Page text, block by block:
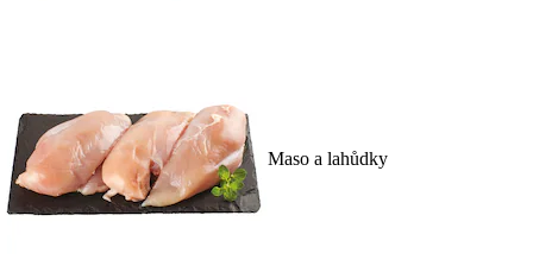
Maso a lahůdky